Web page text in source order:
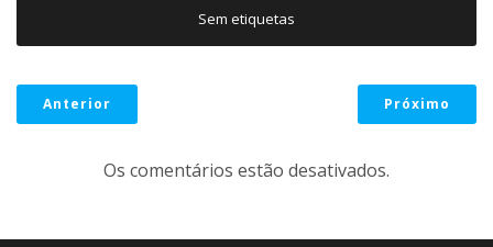
Sem etiquetas
Anterior Próximo
Os comentários estão desativados.